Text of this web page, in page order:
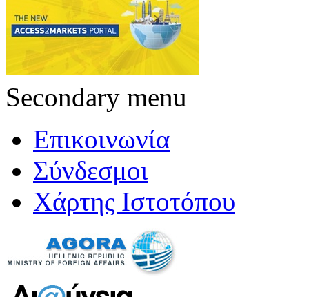
Secondary menu
Επικοινωνία
Σύνδεσμοι
Χάρτης Ιστοτόπου